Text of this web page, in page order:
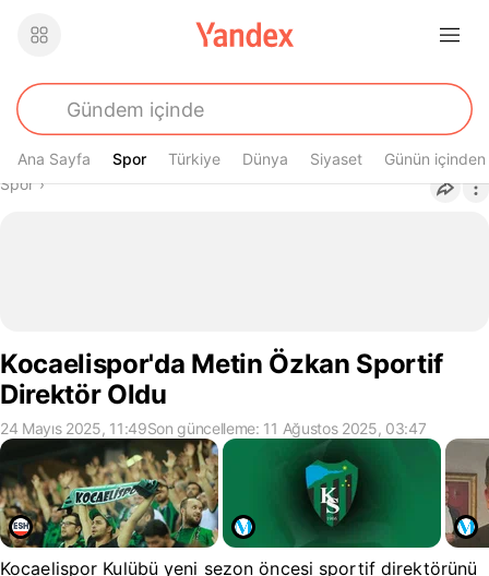
Ana Sayfa Spor
Spor Türkiye Dünya Siyaset Günün içinden
Buradasın
Spor›
Kocaelispor'da Metin Özkan Sportif
Direktör Oldu
24 Mayıs 2025, 11:49Son güncelleme: 11 Ağustos 2025, 03:47
Kocaelispor Kulübü yeni sezon öncesi sportif direktörünü